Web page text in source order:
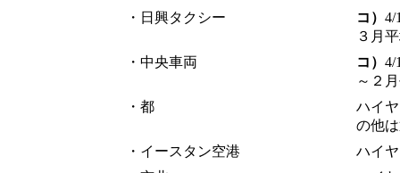
・日興タクシー
コ） 4/
３月
・中央車両
コ） 4/
～２
・都
ハイ
の他
・イースタン空港
ハイ